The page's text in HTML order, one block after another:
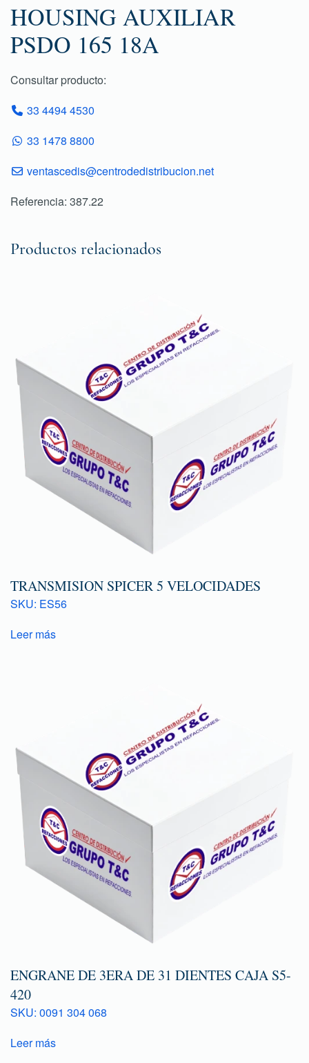
HOUSING AUXILIAR
PSDO 165 18A
Consultar producto:
33 4494 4530
33 1478 8800
ventascedis@centrodedistribucion.net
Referencia: 387.22
Productos relacionados
TRANSMISION SPICER 5 VELOCIDADES
SKU: ES56
Leer más
ENGRANE DE 3ERA DE 31 DIENTES CAJA S5-
420
SKU: 0091 304 068
Leer más